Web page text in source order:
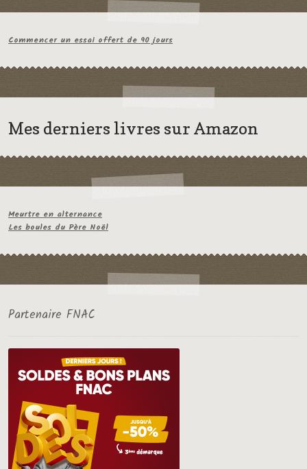
Commencer un essai offert de 90 jours
Mes derniers livres sur Amazon
Meurtre en alternance
Les boules du Père Noël
Partenaire FNAC